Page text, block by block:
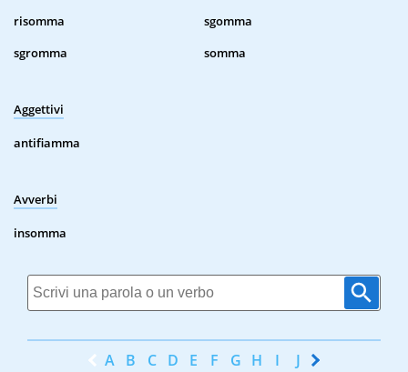
risomma
sgomma
sgromma
somma
Aggettivi
antifiamma
Avverbi
insomma
A B C D E F G H I J K